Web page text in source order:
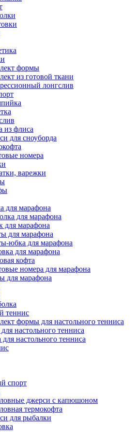
формы
из готовой ткани
лонгслив
из флиса
для сноуборда
номера
варежки
для марафона
для марафона
для марафона
для марафона
юбка для марафона
для марафона
кофта
номера для марафона
для марафона
теннис
формы для настольного тенниса
настольного тенниса
настольного тенниса
спорт
джерси с капюшоном
термокофта
для рыбалки